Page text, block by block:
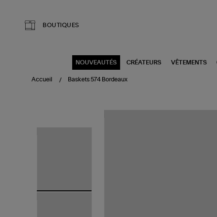
BOUTIQUES
NOUVEAUTÉS CRÉATEURS VÊTEMENTS
Accueil Baskets 574 Bordeaux